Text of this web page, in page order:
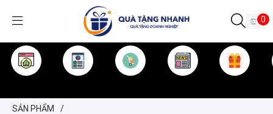
0
SẢN PHẨM
/